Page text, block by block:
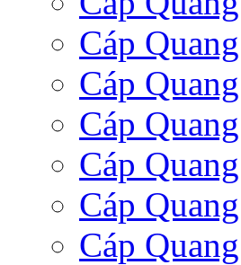
Cáp
Cáp
Cáp
Cáp
Cáp
Cáp